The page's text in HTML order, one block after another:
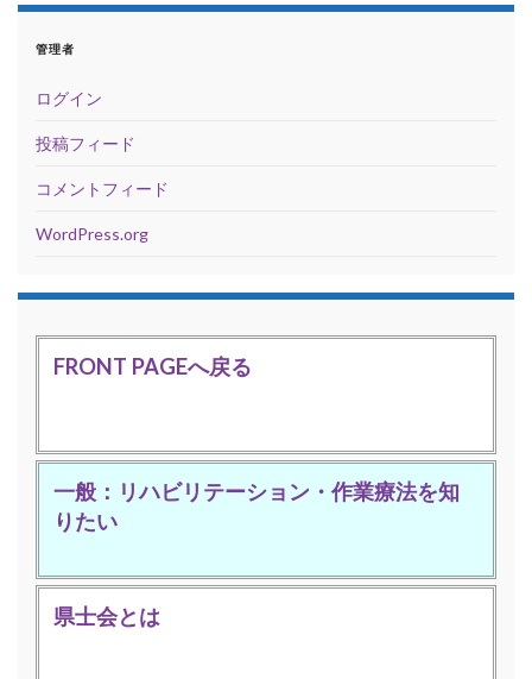
管理者
ログイン
投稿フィード
コメントフィード
WordPress.org
FRONT PAGEへ戻る
一般：リハビリテーション・作業療法を知
りたい
県士会とは